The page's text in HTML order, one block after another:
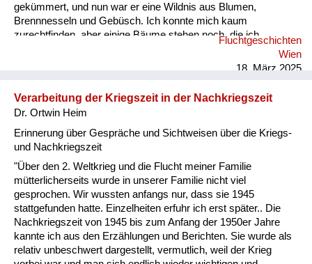
gekümmert, und nun war er eine Wildnis aus Blumen,
Brennnesseln und Gebüsch. Ich konnte mich kaum
zurechtfinden, aber einige Bäume stehen noch, die ich
allmählich wiedererkannte. Unser Garten grenzt an die
Weingärten, und von seinem hinteren Ende aus hat man einen
um ein Uhr nachts, kann ich mich nicht mehr erinnern, es
gesehen zu haben. Ich ging wie von Blindheit geschlagen
durch den Garten. Ich sah ni...
Fluchtgeschichten
Wien
18. März 2025
Verarbeitung der Kriegszeit in der Nachkriegszeit
Dr. Ortwin Heim
Erinnerung über Gespräche und Sichtweisen über die Kriegs-
und Nachkriegszeit
"Über den 2. Weltkrieg und die Flucht meiner Familie
mütterlicherseits wurde in unserer Familie nicht viel
gesprochen. Wir wussten anfangs nur, dass sie 1945
stattgefunden hatte. Einzelheiten erfuhr ich erst später.. Die
Nachkriegszeit von 1945 bis zum Anfang der 1950er Jahre
kannte ich aus den Erzählungen und Berichten. Sie wurde als
relativ unbeschwert dargestellt, vermutlich, weil der Krieg